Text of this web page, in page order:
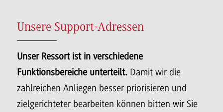
Unsere Support-Adressen
Unser Ressort ist in verschiedene
Funktionsbereiche unterteilt. Damit wir die
zahlreichen Anliegen besser priorisieren und
zielgerichteter bearbeiten können bitten wir Sie